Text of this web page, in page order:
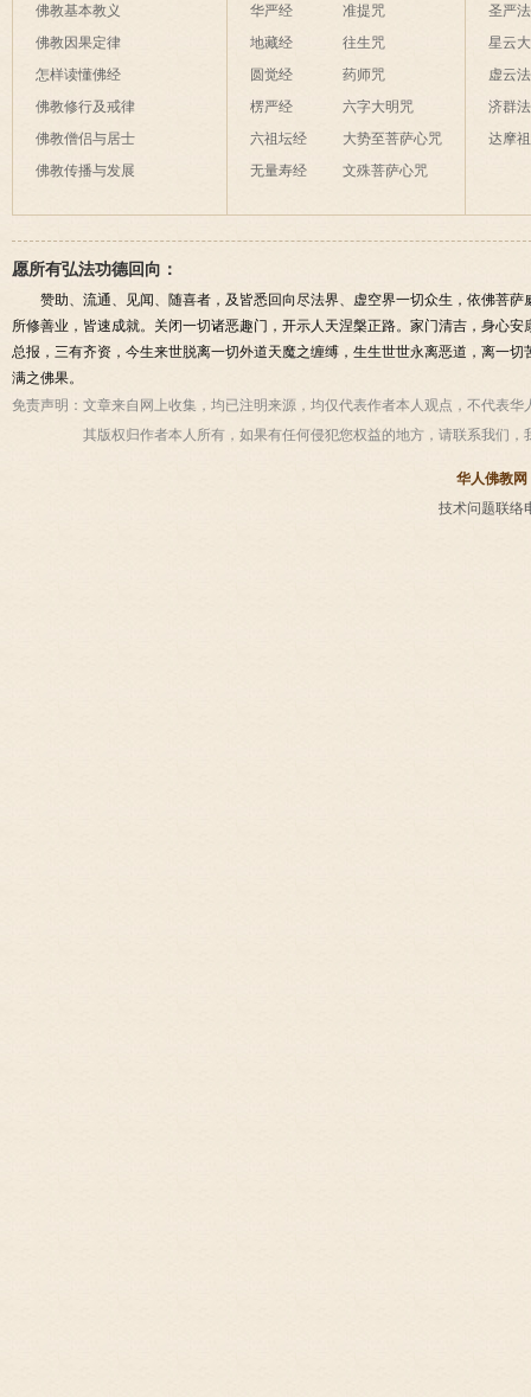
佛教基本教义
佛教因果定律
怎样读懂佛经
佛教修行及戒律
佛教僧侣与居士
佛教传播与发展
华严经
地藏经
圆觉经
楞严经
六祖坛经
无量寿经
准提咒
往生咒
药师咒
六字大明咒
大势至菩萨心咒
文殊菩萨心咒
圣严
星云
虚云
济群
达摩
愿所有弘法功德回向：
赞助、流通、见闻、随喜者，及皆悉回向尽法界、虚空界一切众生，依佛菩
所修善业，皆速成就。关闭一切诸恶趣门，开示人天涅槃正路。家门清吉，身心
总报，三有齐资，今生来世脱离一切外道天魔之缠缚，生生世世永离恶道，离一
满之佛果。
免责声明： 文章来自网上收集，均已注明来源，均仅代表作者本人观点，不代表
其版权归作者本人所有，如果有任何侵犯您权益的地方，请联系我们，
华人佛教网
技术问题联络